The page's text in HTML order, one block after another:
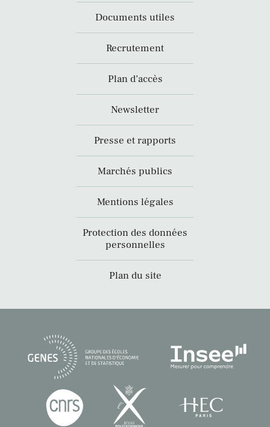
Documents utiles
Recrutement
Plan d’accès
Newsletter
Presse et rapports
Marchés publics
Mentions légales
Protection des données
personnelles
Plan du site